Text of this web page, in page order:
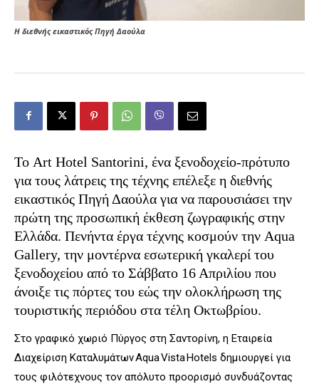
H διεθνής εικαστικός Πηγή Δαούλα
Το Art Hotel Santorini, ένα ξενοδοχείο-πρότυπο
για τους λάτρεις της τέχνης επέλεξε η διεθνής
εικαστικός Πηγή Δαούλα για να παρουσιάσει την
πρώτη της προσωπική έκθεση ζωγραφικής στην
Ελλάδα. Πενήντα έργα τέχνης κοσμούν την Aqua
Gallery, την μοντέρνα εσωτερική γκαλερί του
ξενοδοχείου από το Σάββατο 16 Απριλίου που
άνοιξε τις πόρτες του εώς την ολοκλήρωση της
τουριστικής περιόδου στα τέλη Οκτωβρίου.
Στο γραφικό χωριό Πύργος στη Σαντορίνη, η Εταιρεία
Διαχείριση Καταλυμάτων Aqua Vista Hotels δημιουργεί για
τους φιλότεχνους τον απόλυτο προορισμό συνδυάζοντας